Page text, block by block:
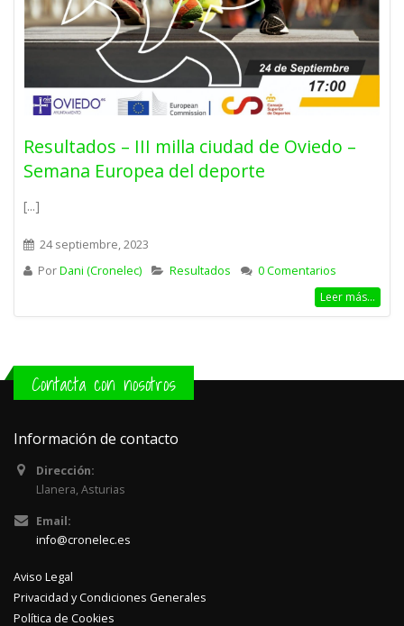
Resultados – III milla ciudad de Oviedo –
Semana Europea del deporte
[...]
24 septiembre, 2023
PorDani (Cronelec) Resultados
0 Comentarios
Leer más...
Contacta con nosotros
Información de contacto
Dirección:
Llanera, Asturias
Email:
info@cronelec.es
Aviso Legal
Privacidad y Condiciones Generales
Política de Cookies